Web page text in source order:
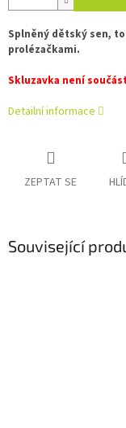
Splněný dětský sen,
prolézačkami.
Skluzavka není
Detailní informace
ZEPTAT SE
Související